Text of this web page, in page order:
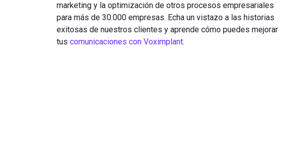
marketing y la optimización de otros procesos empresariales
para más de 30.000 empresas. Echa un vistazo a las historias
exitosas de nuestros clientes y aprende cómo puedes mejorar
tus comunicaciones con Voximplant.